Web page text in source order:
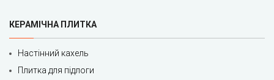
КЕРАМІЧНА ПЛИТКА
Настінний кахель
Плитка для підлоги